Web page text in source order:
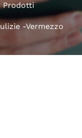
Prodotti
-Vermezzo